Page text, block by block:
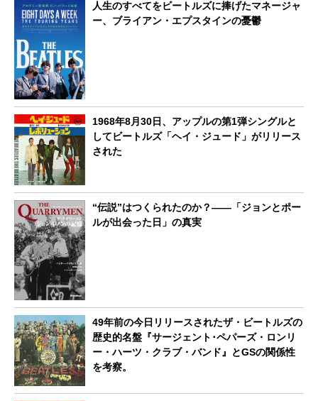
人生のすべてをビートルズに捧げたマネージャ
ー、ブライアン・エプスタインの憂鬱
1968年8月30日、アップルの第1弾シングルと
してビートルズ「ヘイ・ジュード」がリリース
された
“伝説”はつくられたのか？――「ジョンとポー
ルが出会った日」の真実
49年前の今日リリースされたザ・ビートルズの
歴史的名盤『サージェント･ペパーズ・ロンリ
ー・ハーツ・クラブ・バンド』とGSの関係性
を考察。